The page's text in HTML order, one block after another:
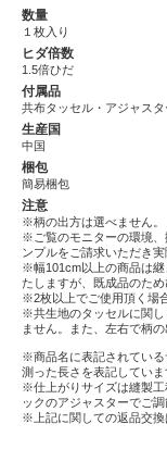
数量
１枚入り
ヒダ倍数
1.5倍ひだ
付属品
共布タッセル・アジャス
生産国
中国
梱包
簡易梱包
注意
※柄の出方は選べません。
※ご覧のモニターの環境、
ンプルをご請求いただき
※幅101cm以上の商品は継
たしますが、既成品のた
※2枚以上でご使用頂く場
※共生地のタッセルに関し
ません。また、左右で柄
※商品名に表記されている
測った長さを表記していま
※仕上がりサイズは縫製工
ックのアジャスターでご調
※上記に関しての返品交換